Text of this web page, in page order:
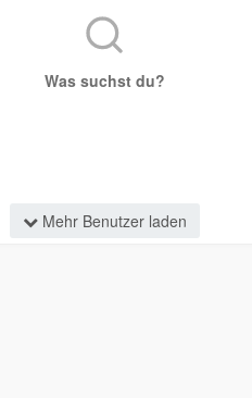
Was suchst du?
Mehr Benutzer laden